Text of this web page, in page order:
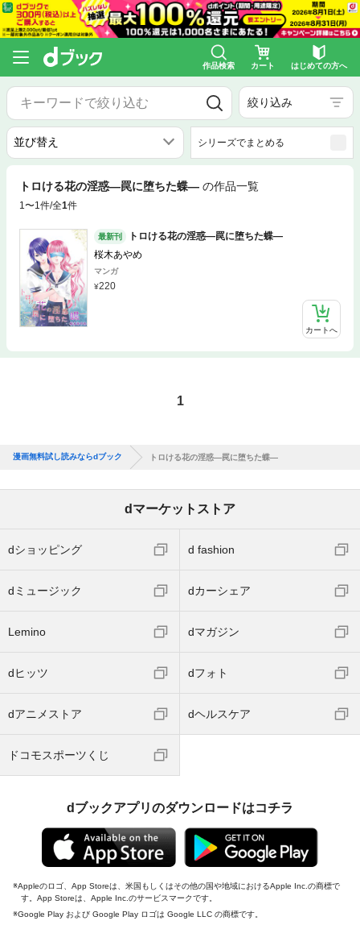
作品検索 カート はじめての方へ
絞り込み
シリーズでまとめる
トロける花の淫惑―罠に堕ちた蝶― の作品一覧
1〜1件/全1件
最新刊
トロける花の淫惑―罠に堕ちた蝶―
桜木あやめ
マンガ
220
カートへ
1
漫画無料試し読みならdブック トロける花の淫惑―罠に堕ちた蝶―
dマーケットストア
dショッピング d fashion
dミュージック dカーシェア
Lemino dマガジン
dヒッツ dフォト
dアニメストア dヘルスケア
ドコモスポーツくじ
dブックアプリのダウンロードはコチラ
Appleのロゴ、App Storeは、米国もしくはその他の国や地域におけるApple Inc.の商標で
す。App Storeは、Apple Inc.のサービスマークです。
Google Play および Google Play ロゴは Google LLC の商標です。